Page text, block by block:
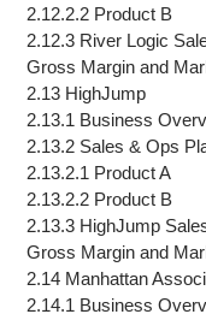
2.12.2.2 Product B
2.12.3 River Logic
Gross Margin and
2.13 HighJump
2.13.1 Business
2.13.2 Sales & Ops
2.13.2.1 Product A
2.13.2.2 Product B
2.13.3 HighJump
Gross Margin and
2.14 Manhattan
2.14.1 Business